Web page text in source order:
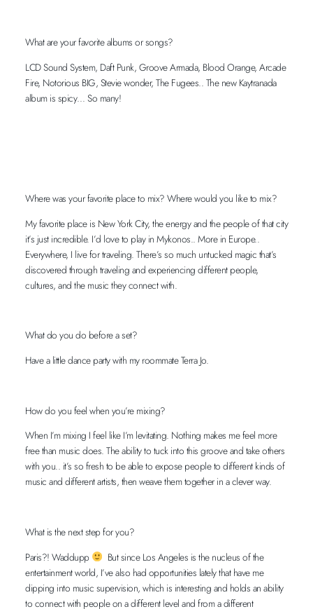
What are your favorite albums or songs?
LCD Sound System, Daft Punk, Groove Armada, Blood Orange, Arcade
Fire, Notorious BIG, Stevie wonder, The Fugees.. The new Kaytranada
album is spicy… So many!
Where was your favorite place to mix? Where would you like to mix?
My favorite place is New York City, the energy and the people of that city
it’s just incredible. I’d love to play in Mykonos.. More in Europe..
Everywhere, I live for traveling. There’s so much untucked magic that’s
discovered through traveling and experiencing different people,
cultures, and the music they connect with.
What do you do before a set?
Have a little dance party with my roommate Terra Jo.
How do you feel when you’re mixing?
When I’m mixing I feel like I’m levitating. Nothing makes me feel more
free than music does. The ability to tuck into this groove and take others
with you.. it’s so fresh to be able to expose people to different kinds of
music and different artists, then weave them together in a clever way.
What is the next step for you?
Paris?! Waddupp
But since Los Angeles is the nucleus of the
entertainment world, I’ve also had opportunities lately that have me
dipping into music supervision, which is interesting and holds an ability
to connect with people on a different level and from a different